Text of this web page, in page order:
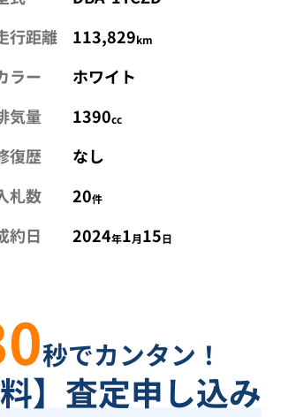
行距離
113,829km
ラー
ホワイト
気量
1390cc
復歴
なし
札数
20件
約日 2024年1月15日
秒でカンタン！
料】査定申し込み